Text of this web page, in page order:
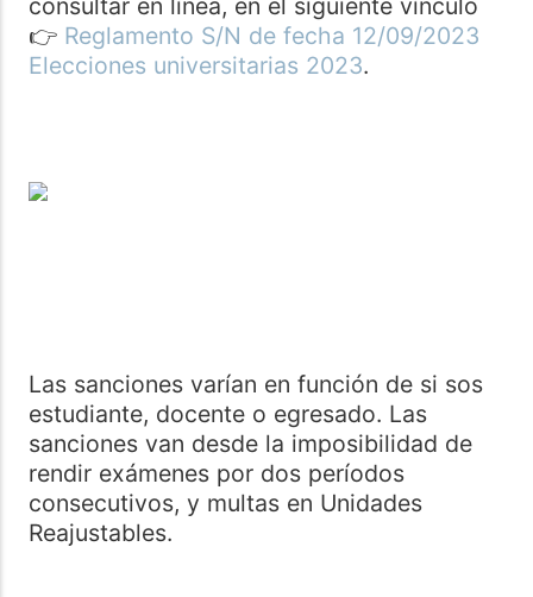
👉 Reglamento S/N de fecha 12/09/2023
Elecciones universitarias 2023.
Las sanciones varían en función de si sos
estudiante, docente o egresado. Las
sanciones van desde la imposibilidad de
rendir exámenes por dos períodos
consecutivos, y multas en Unidades
Reajustables.